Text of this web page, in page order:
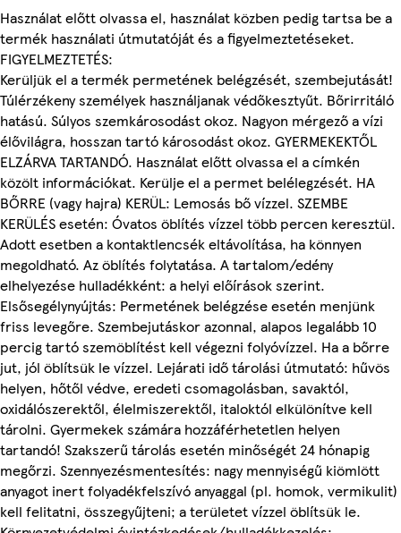
Használat előtt olvassa el, használat közben pedig tartsa be a
termék használati útmutatóját és a figyelmeztetéseket.
FIGYELMEZTETÉS:
Kerüljük el a termék permetének belégzését, szembejutását!
Túlérzékeny személyek használjanak védőkesztyűt. Bőrirritáló
hatású. Súlyos szemkárosodást okoz. Nagyon mérgező a vízi
élővilágra, hosszan tartó károsodást okoz. GYERMEKEKTŐL
ELZÁRVA TARTANDÓ. Használat előtt olvassa el a címkén
közölt információkat. Kerülje el a permet belélegzését. HA
BŐRRE (vagy hajra) KERÜL: Lemosás bő vízzel. SZEMBE
KERÜLÉS esetén: Óvatos öblítés vízzel több percen keresztül.
Adott esetben a kontaktlencsék eltávolítása, ha könnyen
megoldható. Az öblítés folytatása. A tartalom/edény
elhelyezése hulladékként: a helyi előírások szerint.
Elsősegélynyújtás: Permetének belégzése esetén menjünk
friss levegőre. Szembejutáskor azonnal, alapos legalább 10
percig tartó szemöblítést kell végezni folyóvízzel. Ha a bőrre
jut, jól öblítsük le vízzel. Lejárati idő tárolási útmutató: hűvös
helyen, hőtől védve, eredeti csomagolásban, savaktól,
oxidálószerektől, élelmiszerektől, italoktól elkülönítve kell
tárolni. Gyermekek számára hozzáférhetetlen helyen
tartandó! Szakszerű tárolás esetén minőségét 24 hónapig
megőrzi. Szennyezésmentesítés: nagy mennyiségű kiömlött
anyagot inert folyadékfelszívó anyaggal (pl. homok, vermikulit)
kell felitatni, összegyűjteni; a területet vízzel öblítsük le.